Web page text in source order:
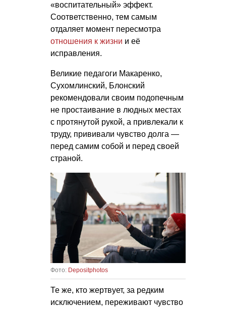
«воспитательный» эффект.
Соответственно, тем самым
отдаляет момент пересмотра
отношения к жизни и её
исправления.
Великие педагоги Макаренко,
Сухомлинский, Блонский
рекомендовали своим подопечным
не простаивание в людных местах
с протянутой рукой, а привлекали к
труду, прививали чувство долга —
перед самим собой и перед своей
страной.
Фото: Depositphotos
Те же, кто жертвует, за редким
исключением, переживают чувство